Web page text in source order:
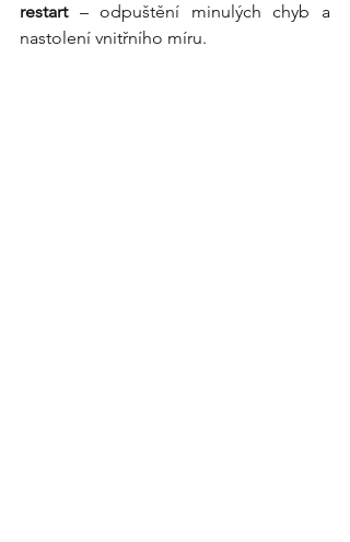
restart – odpuštění minulých chyb a
nastolení vnitřního míru.